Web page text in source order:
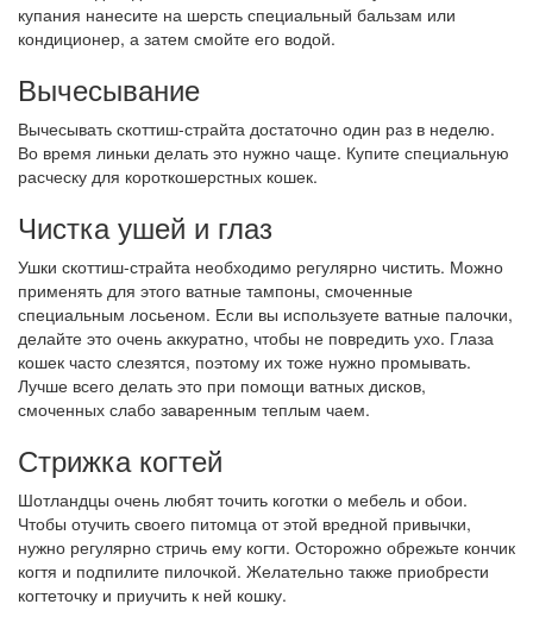
купания нанесите на шерсть специальный бальзам или
кондиционер, а затем смойте его водой.
Вычесывание
Вычесывать скоттиш-страйта достаточно один раз в неделю.
Во время линьки делать это нужно чаще. Купите специальную
расческу для короткошерстных кошек.
Чистка ушей и глаз
Ушки скоттиш-страйта необходимо регулярно чистить. Можно
применять для этого ватные тампоны, смоченные
специальным лосьеном. Если вы используете ватные палочки,
делайте это очень аккуратно, чтобы не повредить ухо. Глаза
кошек часто слезятся, поэтому их тоже нужно промывать.
Лучше всего делать это при помощи ватных дисков,
смоченных слабо заваренным теплым чаем.
Стрижка когтей
Шотландцы очень любят точить коготки о мебель и обои.
Чтобы отучить своего питомца от этой вредной привычки,
нужно регулярно стричь ему когти. Осторожно обрежьте кончик
когтя и подпилите пилочкой. Желательно также приобрести
когтеточку и приучить к ней кошку.